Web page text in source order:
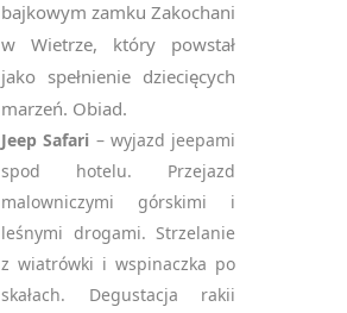
bajkowym zamku Zakochani
w Wietrze, który powstał
jako spełnienie dziecięcych
marzeń. Obiad.
Jeep Safari – wyjazd jeepami
spod hotelu. Przejazd
malowniczymi górskimi i
leśnymi drogami. Strzelanie
z wiatrówki i wspinaczka po
skałach. Degustacja rakii